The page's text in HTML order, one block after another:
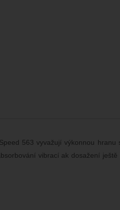
563 vyvažují výkonnou
vibrací ak dosažení